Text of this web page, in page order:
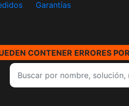
Garantías
CONTENER ERRORES